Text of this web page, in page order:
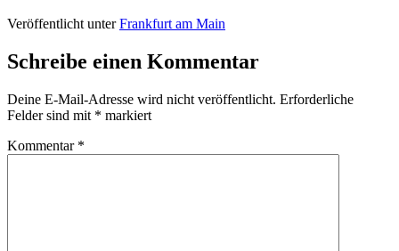
Veröffentlicht unter Frankfurt am Main
Schreibe einen Kommentar
Deine E-Mail-Adresse wird nicht veröffentlicht. Erforderliche
Felder sind mit * markiert
Kommentar *